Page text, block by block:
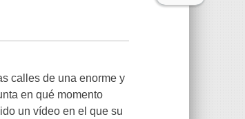
calles de una enorme y
en qué momento
un vídeo en el que su